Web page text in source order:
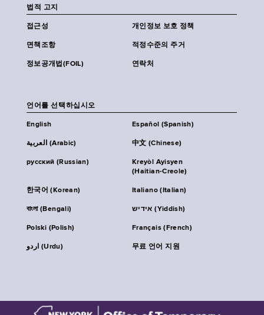
법적 고지
접근성 개인정보 보호 정책
면책조항 적정수준의 주거
정보공개법(FOIL) 연락처
언어를 선택하십시오
English Español (Spanish)
العربية (Arabic) 中文 (Chinese)
русский (Russian)
Kreyòl Ayisyen
(Haitian-Creole)
한국어 (Korean) Italiano (Italian)
বাংলা (Bengali) אידיש (Yiddish)
Polski (Polish) Français (French)
اردو (Urdu) 무료 언어 지원